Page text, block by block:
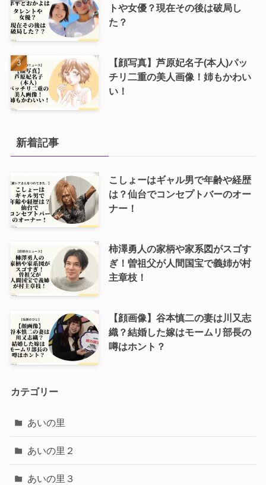
トや女優？現在その後は破局し
た？
【顔写真】芦原妃名子(本人)パッ
チリ二重の美人画像！姉もかわい
い！
新着記事
こしょーはギャル男で年齢や経歴
は？仙台でコンセプトバーのオー
ナー！
柿澤勇人の家柄や家系図がスゴす
ぎ！曽祖父が人間国宝で義姉が村
主章枝！
【顔画像】谷本慎二の妻は川又志
織？結婚した嫁はモームリ部長の
噂はホント？
カテゴリー
あいの里
あいの里２
あいの里３